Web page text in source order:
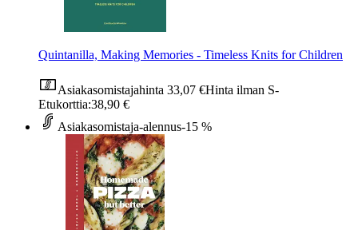
Quintanilla, Making Memories - Timeless Knits for Children
Asiakasomistajahinta 33,07 €Hinta ilman S-
Etukorttia:38,90 €
Asiakasomistaja-alennus-15 %